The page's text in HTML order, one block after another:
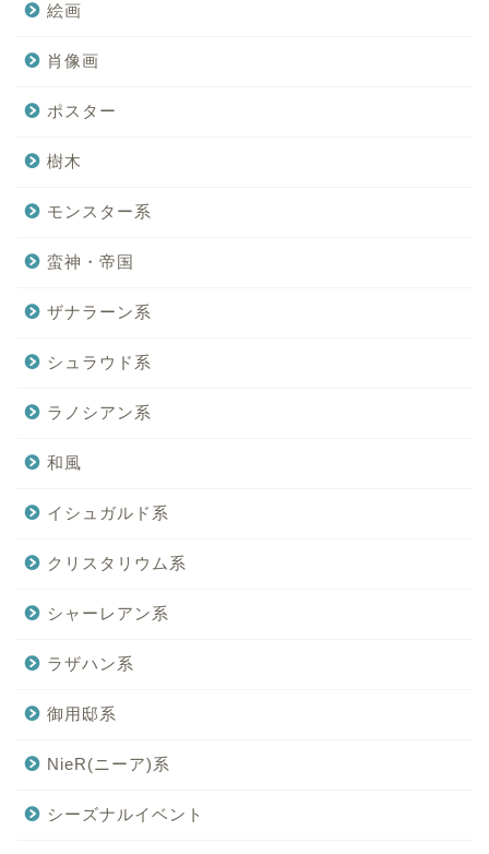
絵画
肖像画
ポスター
樹木
モンスター系
蛮神・帝国
ザナラーン系
シュラウド系
ラノシアン系
和風
イシュガルド系
クリスタリウム系
シャーレアン系
ラザハン系
御用邸系
NieR(ニーア)系
シーズナルイベント